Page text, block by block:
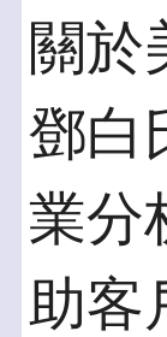
關於
鄧白
業分
助客